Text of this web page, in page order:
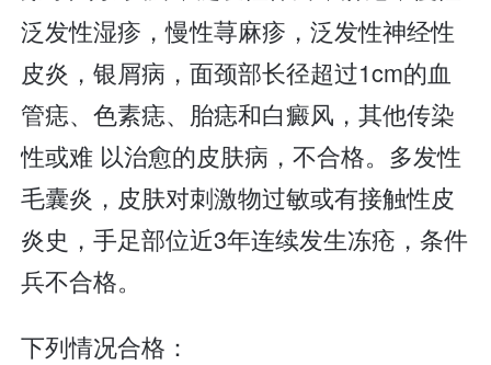
泛发性湿疹，慢性荨麻疹，泛发性神经性
皮炎，银屑病，面颈部长径超过1cm的血
管痣、色素痣、胎痣和白癜风，其他传染
性或难 以治愈的皮肤病，不合格。多发性
毛囊炎，皮肤对刺激物过敏或有接触性皮
炎史，手足部位近3年连续发生冻疮，条件
兵不合格。
下列情况合格：